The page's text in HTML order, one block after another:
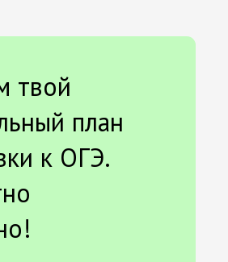
твой
план
к ОГЭ.